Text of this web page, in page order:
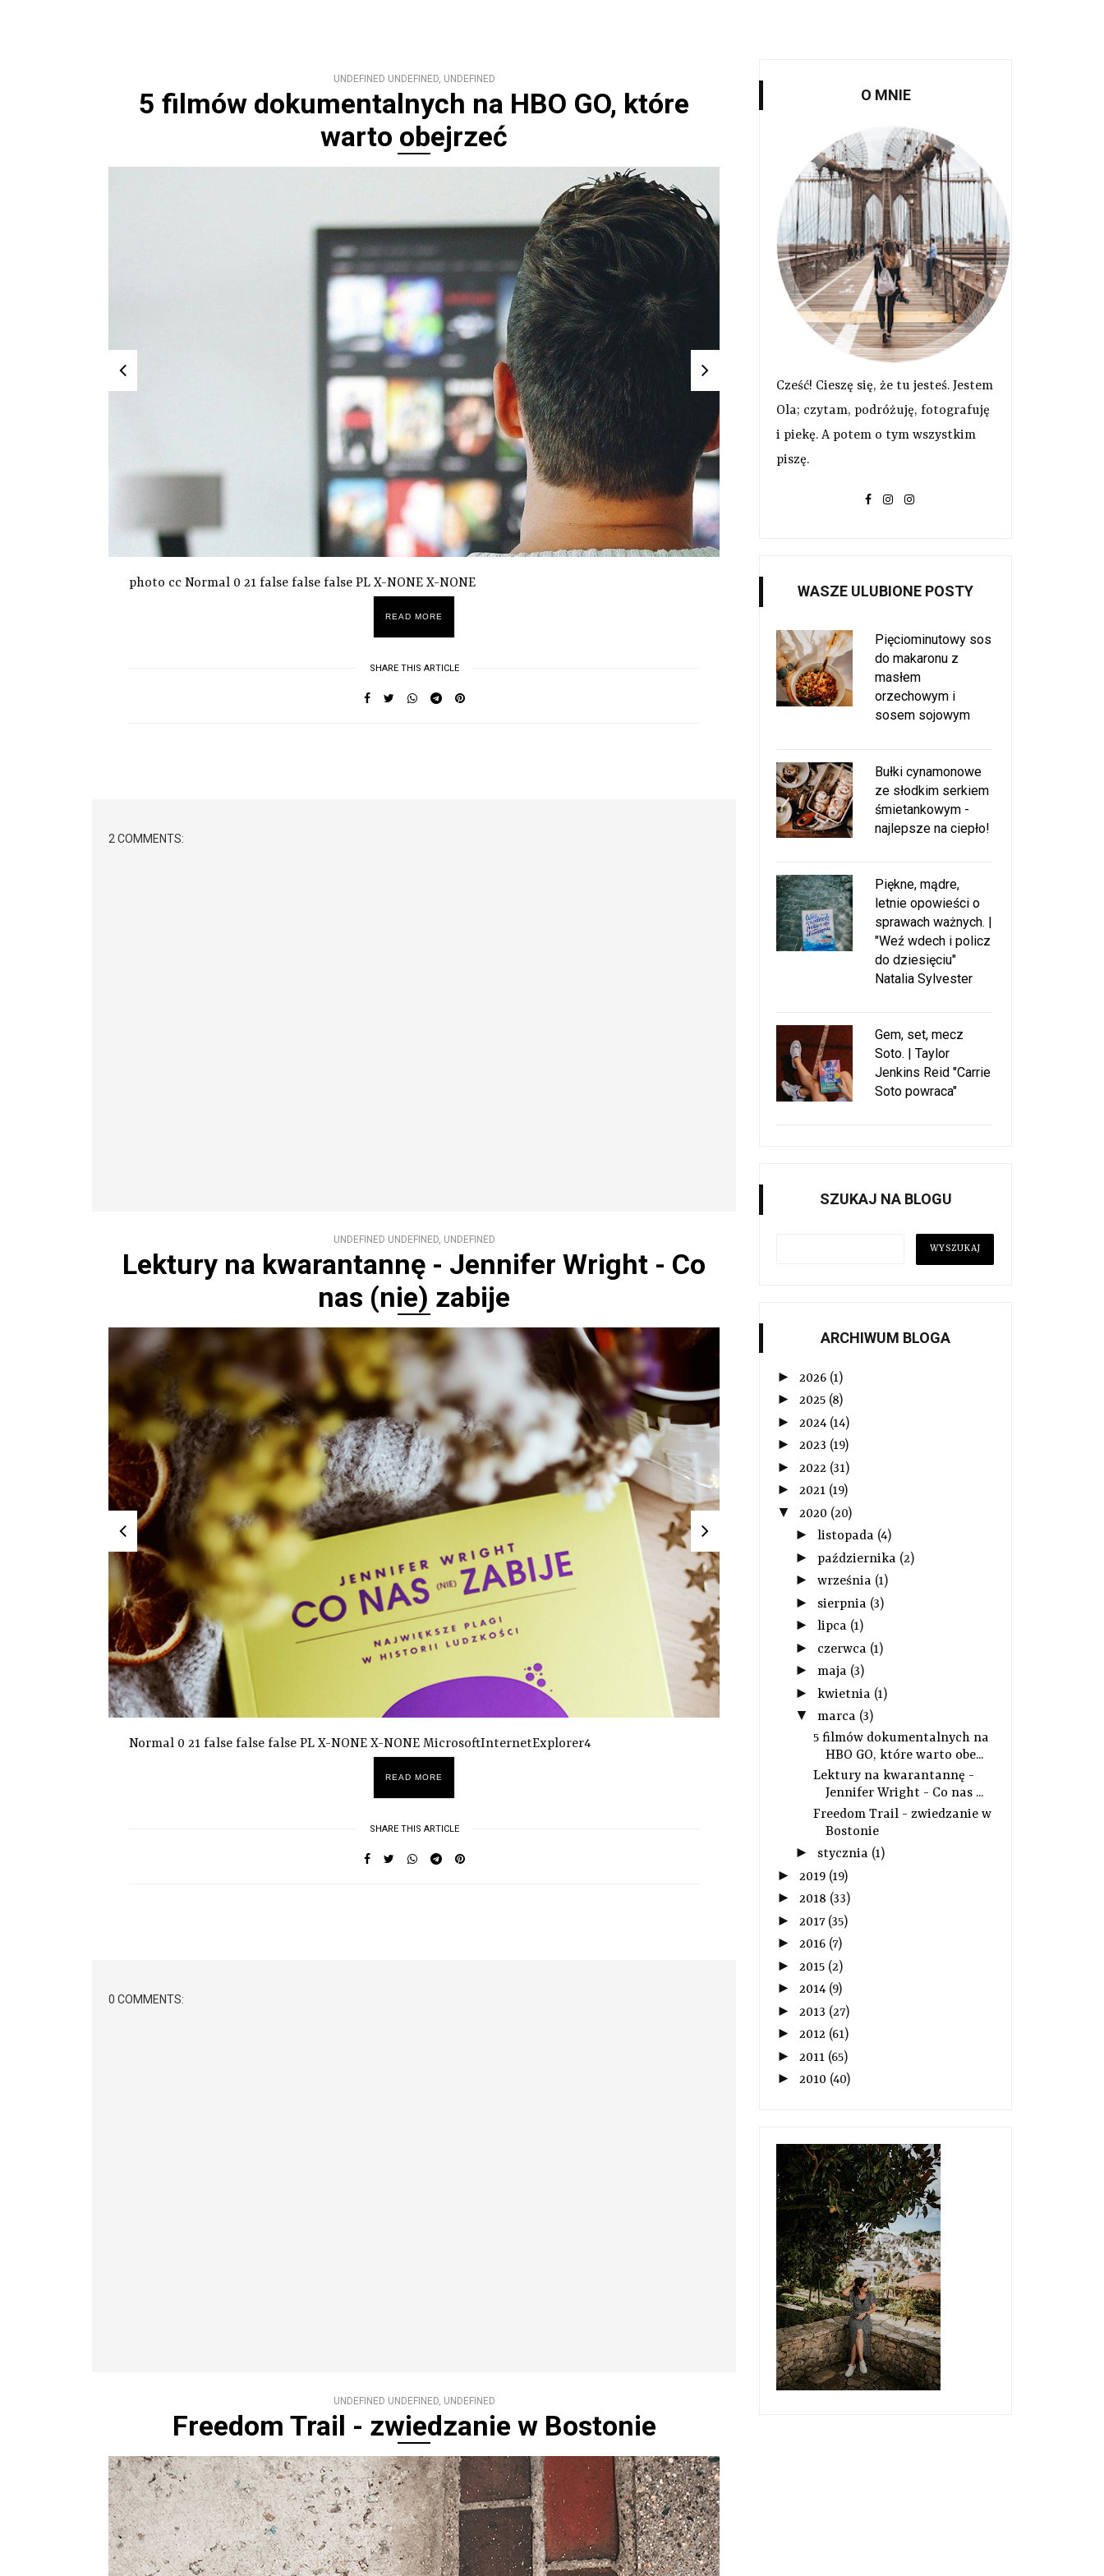
UNDEFINED UNDEFINED, UNDEFINED
5 filmów dokumentalnych na HBO GO, które
warto obejrzeć
photo cc Normal 0 21 false false false PL X-NONE X-NONE
READ MORE
SHARE THIS ARTICLE
2 COMMENTS:
UNDEFINED UNDEFINED, UNDEFINED
Lektury na kwarantannę - Jennifer Wright - Co
nas (nie) zabije
Normal 0 21 false false false PL X-NONE X-NONE MicrosoftInternetExplorer4
READ MORE
SHARE THIS ARTICLE
0 COMMENTS:
UNDEFINED UNDEFINED, UNDEFINED
Freedom Trail - zwiedzanie w Bostonie
O MNIE
Cześć! Cieszę się, że tu jesteś. Jestem
Ola; czytam, podróżuję, fotografuję
i piekę. A potem o tym wszystkim
piszę.
WASZE ULUBIONE POSTY
Pięciominutowy sos
do makaronu z
masłem
orzechowym i
sosem sojowym
Bułki cynamonowe
ze słodkim serkiem
śmietankowym -
najlepsze na ciepło!
Piękne, mądre,
letnie opowieści o
sprawach ważnych. |
"Weź wdech i policz
do dziesięciu"
Natalia Sylvester
Gem, set, mecz
Soto. | Taylor
Jenkins Reid "Carrie
Soto powraca"
SZUKAJ NA BLOGU
ARCHIWUM BLOGA
► 2026 (1)
► 2025 (8)
► 2024 (14)
► 2023 (19)
► 2022 (31)
► 2021 (19)
▼ 2020 (20)
► listopada (4)
► października (2)
► września (1)
► sierpnia (3)
► lipca (1)
► czerwca (1)
► maja (3)
► kwietnia (1)
▼ marca (3)
5 filmów dokumentalnych na
HBO GO, które warto obe...
Lektury na kwarantannę -
Jennifer Wright - Co nas ...
Freedom Trail - zwiedzanie w
Bostonie
► stycznia (1)
► 2019 (19)
► 2018 (33)
► 2017 (35)
► 2016 (7)
► 2015 (2)
► 2014 (9)
► 2013 (27)
► 2012 (61)
► 2011 (65)
► 2010 (40)